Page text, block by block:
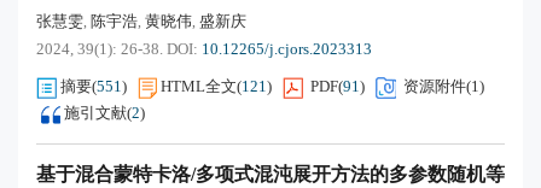
张慧雯, 陈宇浩, 黄晓伟, 盛新庆
2024, 39(1): 26-38. DOI: 10.12265/j.cjors.2023313
摘要(551) HTML全文(121) PDF(91) 资源附件(1)
施引文献(2)
基于混合蒙特卡洛/多项式混沌展开方法的多参数随机等